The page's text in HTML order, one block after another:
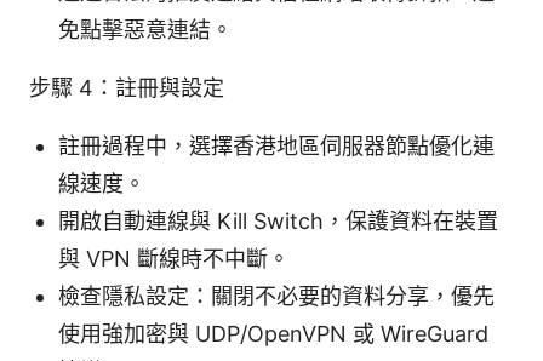
免點擊惡意連結。
步驟 4：註冊與設定
註冊過程中，選擇香港地區伺服器節點優化連
線速度。
開啟自動連線與 Kill Switch，保護資料在裝置
與 VPN 斷線時不中斷。
檢查隱私設定：關閉不必要的資料分享，優先
使用強加密與 UDP/OpenVPN 或 WireGuard